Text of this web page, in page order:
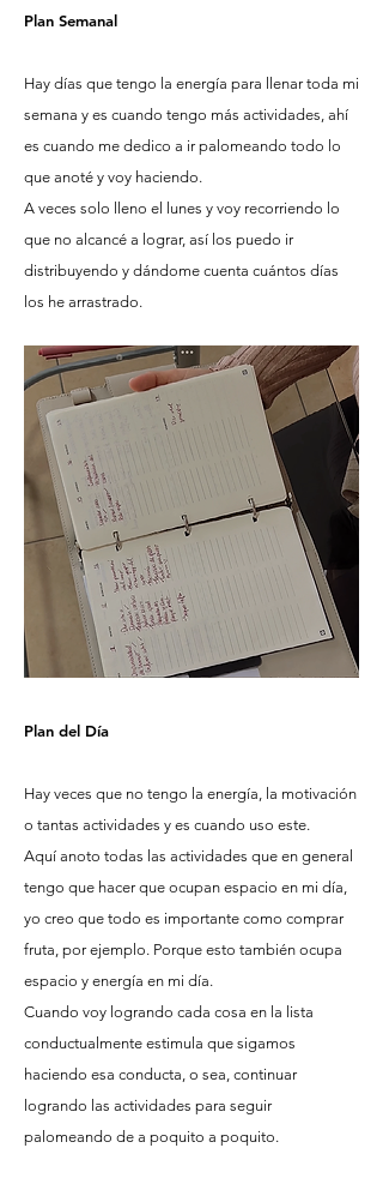
Plan Semanal
Hay días que tengo la energía para llenar toda mi
semana y es cuando tengo más actividades, ahí
es cuando me dedico a ir palomeando todo lo
que anoté y voy haciendo.
A veces solo lleno el lunes y voy recorriendo lo
que no alcancé a lograr, así los puedo ir
distribuyendo y dándome cuenta cuántos días
los he arrastrado.
Plan del Día
Hay veces que no tengo la energía, la motivación
o tantas actividades y es cuando uso este.
Aquí anoto todas las actividades que en general
tengo que hacer que ocupan espacio en mi día,
yo creo que todo es importante como comprar
fruta, por ejemplo. Porque esto también ocupa
espacio y energía en mi día.
Cuando voy logrando cada cosa en la lista
conductualmente estimula que sigamos
haciendo esa conducta, o sea, continuar
logrando las actividades para seguir
palomeando de a poquito a poquito.